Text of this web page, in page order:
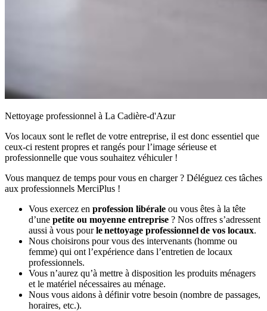
Nettoyage professionnel à La Cadière-d'Azur
Vos locaux sont le reflet de votre entreprise, il est donc essentiel que
ceux-ci restent propres et rangés pour l’image sérieuse et
professionnelle que vous souhaitez véhiculer !
Vous manquez de temps pour vous en charger ? Déléguez ces tâches
aux professionnels MerciPlus !
Vous exercez en profession libérale ou vous êtes à la tête
d’une petite ou moyenne entreprise ? Nos offres s’adressent
aussi à vous pourle nettoyage professionnel de vos locaux.
Nous choisirons pour vous des intervenants (homme ou
femme) qui ont l’expérience dans l’entretien de locaux
professionnels.
Vous n’aurez qu’à mettre à disposition les produits ménagers
et le matériel nécessaires au ménage.
Nous vous aidons à définir votre besoin (nombre de passages,
horaires, etc.).